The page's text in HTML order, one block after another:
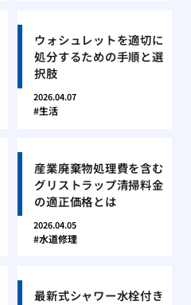
ウォシュレットを適切に
処分するための手順と選
択肢
2026.04.07
生活
産業廃棄物処理費を含む
グリストラップ清掃料金
の適正価格とは
2026.04.05
水道修理
最新式シャワー水栓付き